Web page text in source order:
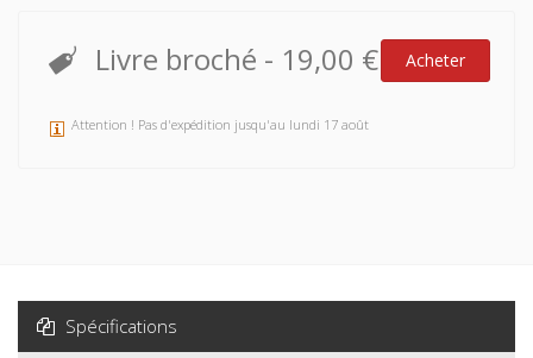
beaucoup considèrent comme "le défi majeur du XXIe
siècle".
armées de ces régimes opèrent effectivement. Pourquoi
Livre broché - 19,00 € Acheter
Attention ! Pas d'expédition jusqu'au lundi 17 août
Spécifications